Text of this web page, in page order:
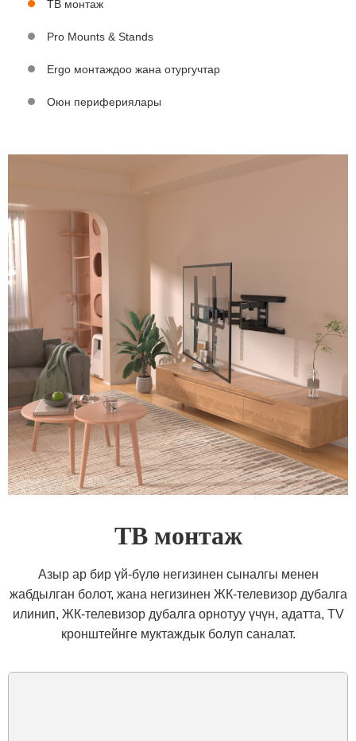
ТВ монтаж
Pro Mounts & Stands
Ergo монтаждоо жана отургучтар
Оюн перифериялары
ТВ монтаж
Азыр ар бир үй-бүлө негизинен сыналгы менен
жабдылган болот, жана негизинен ЖК-телевизор дубалга
илинип, ЖК-телевизор дубалга орнотуу үчүн, адатта, TV
кронштейнге муктаждык болуп саналат.